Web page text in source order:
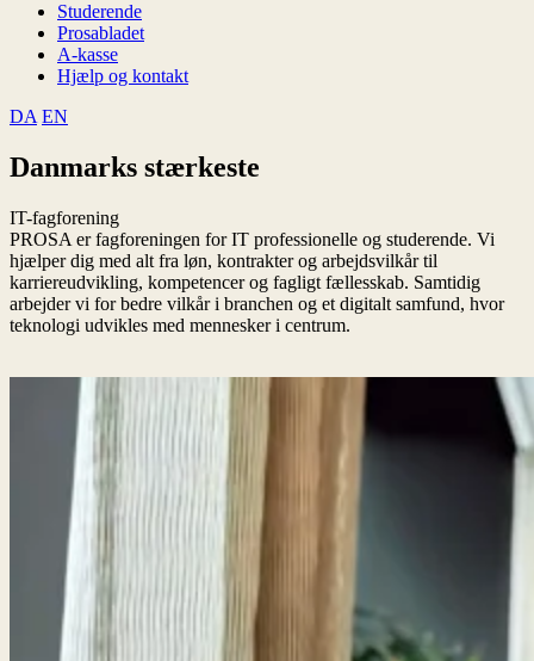
Studerende
Prosabladet
A-kasse
Hjælp og kontakt
DA EN
Danmarks stærkeste
IT-fagforening
PROSA er fagforeningen for IT professionelle og studerende. Vi
hjælper dig med alt fra løn, kontrakter og arbejdsvilkår til
karriereudvikling, kompetencer og fagligt fællesskab. Samtidig
arbejder vi for bedre vilkår i branchen og et digitalt samfund, hvor
teknologi udvikles med mennesker i centrum.